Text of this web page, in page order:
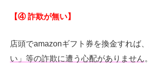
【④ 詐欺が無い】
店頭でamazonギフト券を換金すれば、
い」等の詐欺に遭う心配がありません。